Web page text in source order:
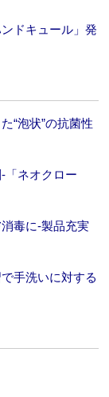
ドキュール」発
“泡状”の抗菌性
「ネオクロー
毒に‐製品充実
手洗いに対する